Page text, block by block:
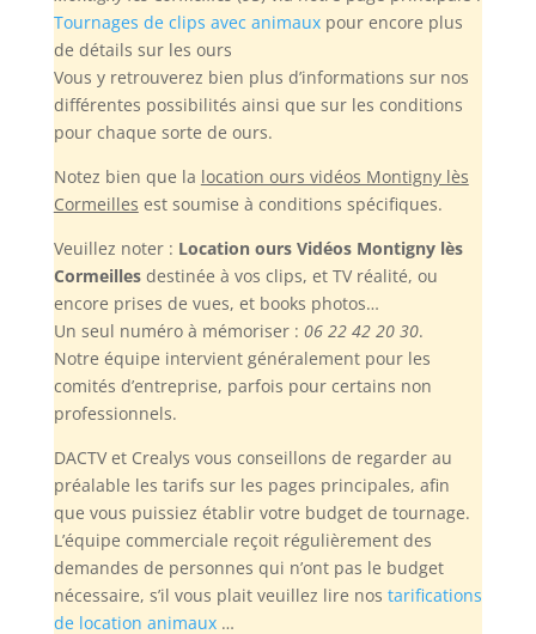
Tournages de clips avec animauxpour encore plus
de détails sur les ours
Vous y retrouverez bien plus d’informations sur nos
différentes possibilités ainsi que sur les conditions
pour chaque sorte de ours.
Notez bien que la location ours vidéos Montigny lès
Cormeilles est soumise à conditions spécifiques.
Veuillez noter : Location ours Vidéos Montigny lès
Cormeillesdestinée à vos clips, et TV réalité, ou
encore prises de vues, et books photos…
Un seul numéro à mémoriser : 06 22 42 20 30.
Notre équipe intervient généralement pour les
comités d’entreprise, parfois pour certains non
professionnels.
DACTV et Crealys vous conseillons de regarder au
préalable les tarifs sur les pages principales, afin
que vous puissiez établir votre budget de tournage.
L’équipe commerciale reçoit régulièrement des
demandes de personnes qui n’ont pas le budget
nécessaire, s’il vous plait veuillez lire nos tarifications
de location animaux…